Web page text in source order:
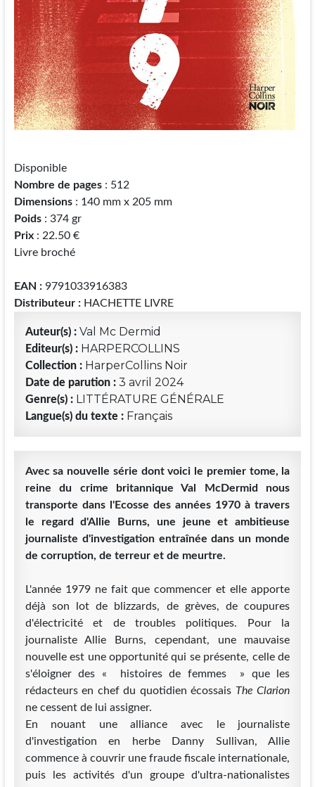
Disponible
Nombre de pages: 512
Dimensions: 140 mm x 205 mm
Poids: 374 gr
Prix: 22.50 €
Livre broché
EAN :9791033916383
Distributeur :HACHETTE LIVRE
Auteur(s) : Val Mc Dermid
Editeur(s) : HARPERCOLLINS
Collection : HarperCollins Noir
Date de parution : 3 avril 2024
Genre(s) : LITTÉRATURE GÉNÉRALE
Langue(s) du texte : Français
Avec sa nouvelle série dont voici le premier tome, la
reine du crime britannique Val McDermid nous
transporte dans l'Ecosse des années 1970 à travers
le regard d'Allie Burns, une jeune et ambitieuse
journaliste d'investigation entraînée dans un monde
de corruption, de terreur et de meurtre.
L'année 1979 ne fait que commencer et elle apporte
déjà son lot de blizzards, de grèves, de coupures
d'électricité et de troubles politiques. Pour la
journaliste Allie Burns, cependant, une mauvaise
nouvelle est une opportunité qui se présente, celle de
s'éloigner des « histoires de femmes » que les
rédacteurs en chef du quotidien écossais The Clarion
ne cessent de lui assigner.
En nouant une alliance avec le journaliste
d'investigation en herbe Danny Sullivan, Allie
commence à couvrir une fraude fiscale internationale,
puis les activités d'un groupe d'ultra-nationalistes